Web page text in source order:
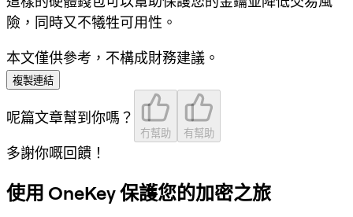
險，同時又不犧牲可用性。
本文僅供參考，不構成財務建議。
複製連結
呢篇文章幫到你嗎？
冇幫助 有幫助
多謝你嘅回饋！
使用 OneKey 保護您的加密之旅